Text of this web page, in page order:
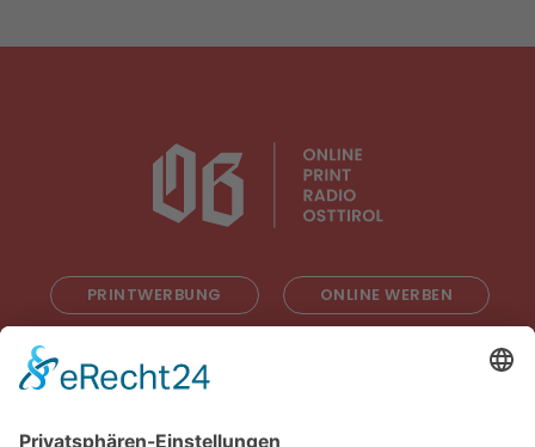
PRINTWERBUNG ONLINE WERBEN